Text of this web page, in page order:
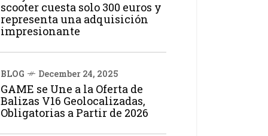
scooter cuesta solo 300 euros y
representa una adquisición
impresionante
BLOG December 24, 2025
GAME se Une a la Oferta de
Balizas V16 Geolocalizadas,
Obligatorias a Partir de 2026